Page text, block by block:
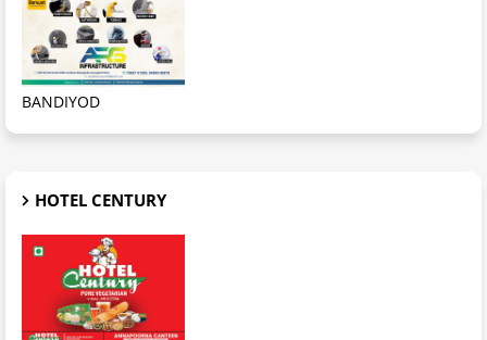
BANDIYOD
HOTEL CENTURY